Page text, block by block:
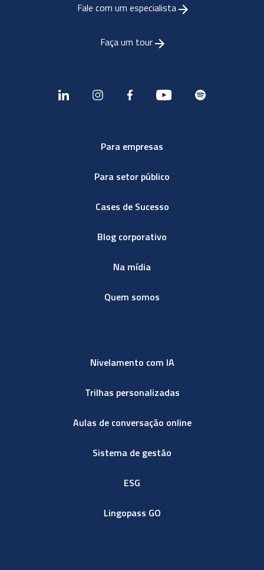
Fale com um especialista
Faça um tour
Para empresas
Para setor público
Cases de Sucesso
Blog corporativo
Na mídia
Quem somos
Nivelamento com IA
Trilhas personalizadas
Aulas de conversação online
Sistema de gestão
ESG
Lingopass GO